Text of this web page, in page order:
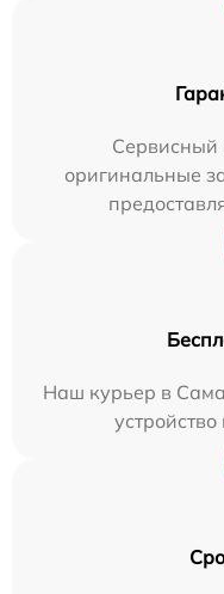
Сервисный
оригинальные
Наш курьер в